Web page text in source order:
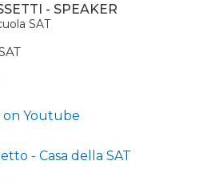
- SPEAKER
SAT
on Youtube
- Casa della SAT